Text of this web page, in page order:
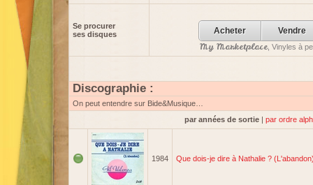
Se procurer
ses disques
Acheter Vendre
My Marketplace, Vinyles à
Discographie :
On peut entendre sur Bide&Musique…
par années de sortie | par ordre
1984 Que dois-je dire à Nathalie ?